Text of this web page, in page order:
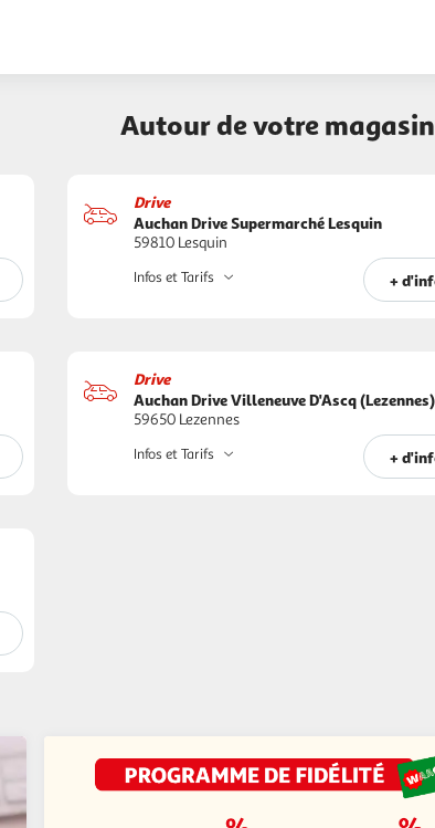
Autour de votre magasin
Drive
Auchan Drive Supermarché Lesquin
59810 Lesquin
+
Infos et Tarifs
Drive
Auchan Drive Villeneuve D'Ascq (Lezennes)
59650 Lezennes
+
Infos et Tarifs